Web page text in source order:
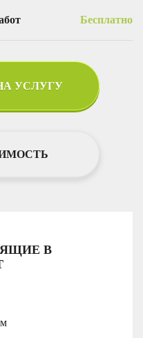
Бесплатно
УСЛУГУ
В